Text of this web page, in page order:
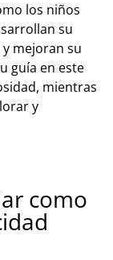
los niños
su
mejoran su
guía en este
mientras
y
como